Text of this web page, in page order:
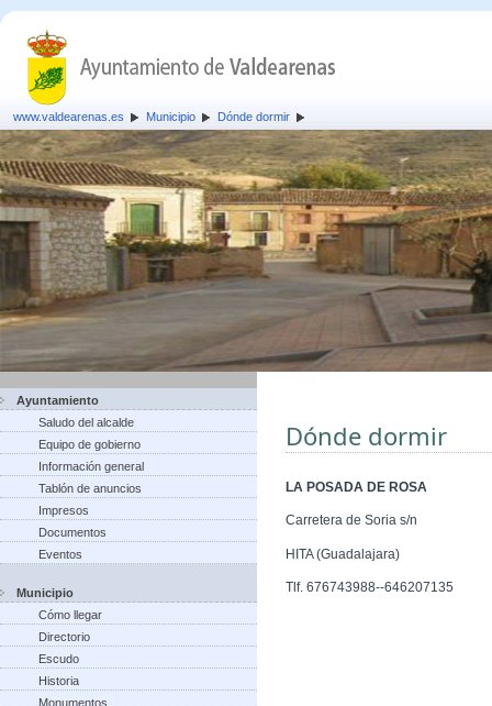
www.valdearenas.es Municipio Dónde dormir
Ayuntamiento
Saludo del alcalde
Equipo de gobierno
Información general
Tablón de anuncios
Impresos
Documentos
Eventos
Municipio
Cómo llegar
Directorio
Escudo
Historia
Monumentos
Dónde dormir
LA POSADA DE ROSA
Carretera de Soria s/n
HITA (Guadalajara)
Tlf. 676743988--646207135